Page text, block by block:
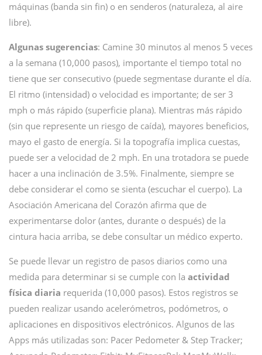
máquinas (banda sin fin) o en senderos (naturaleza, al aire
libre).
Algunas sugerencias: Camine 30 minutos al menos 5 veces
a la semana (10,000 pasos), importante el tiempo total no
tiene que ser consecutivo (puede segmentase durante el día.
El ritmo (intensidad) o velocidad es importante; de ser 3
mph o más rápido (superficie plana). Mientras más rápido
(sin que represente un riesgo de caída), mayores beneficios,
mayo el gasto de energía. Si la topografía implica cuestas,
puede ser a velocidad de 2 mph. En una trotadora se puede
hacer a una inclinación de 3.5%. Finalmente, siempre se
debe considerar el como se sienta (escuchar el cuerpo). La
Asociación Americana del Corazón afirma que de
experimentarse dolor (antes, durante o después) de la
cintura hacia arriba, se debe consultar un médico experto.
Se puede llevar un registro de pasos diarios como una
medida para determinar si se cumple con la actividad
física diaria requerida (10,000 pasos). Estos registros se
pueden realizar usando acelerómetros, podómetros, o
aplicaciones en dispositivos electrónicos. Algunos de las
Apps más utilizadas son: Pacer Pedometer & Step Tracker;